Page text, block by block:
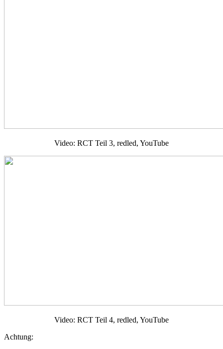
Video: RCT Teil 3, redled, YouTube
Video: RCT Teil 4, redled, YouTube
Achtung: